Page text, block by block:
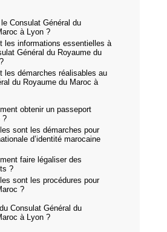
Consulat Général du
à Lyon ?
les informations essentielles à
Général du Royaume du
les démarches réalisables au
du Royaume du Maroc à
obtenir un passeport
?
sont les démarches pour
d’identité marocaine
faire légaliser des
?
sont les procédures pour
?
Consulat Général du
à Lyon ?